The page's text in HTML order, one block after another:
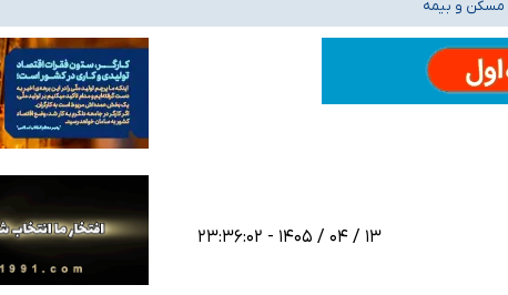
کشور/ خوزستان و کرمان بالاتر از آستانه هشدار
خواستیم ورود کند
کشور/ درباره محصلان باقی‌مانده در دبی متناسب با شرایط جدید تصمیم‌گیری می‌شود
۱۳ / ۰۴ / ۱۴۰۵ - ۲۳:۳۶:۰۲